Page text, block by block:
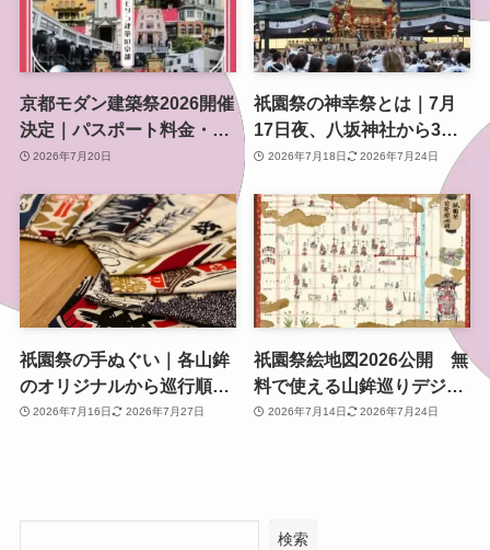
京都モダン建築祭2026開催
決定｜パスポート料金・見
どころ・早割情報まとめ
2026年7月20日
祇園祭の神幸祭とは｜7月
17日夜、八坂神社から3基
の神輿が渡る祭りの中心と
2026年7月18日 2026年7月24日
祇園祭の手ぬぐい｜各山鉾
のオリジナルから巡行順手
ぬぐいまで、買える場所も
2026年7月16日 2026年7月27日
祇園祭絵地図2026公開 無
料で使える山鉾巡りデジタ
ルマップ【前祭・後祭対
2026年7月14日 2026年7月24日
検索